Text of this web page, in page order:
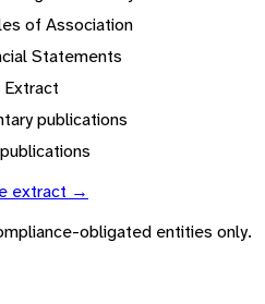
of Association
Statements
Extract
publications
extract →
obligated entities only.